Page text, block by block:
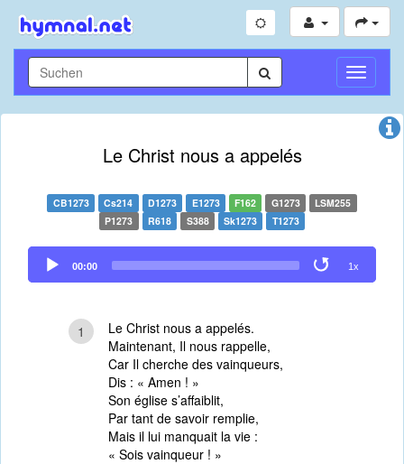
Le Christ nous a appelés
CB1273 Cs214 D1273 E1273 F162 G1273
LSM255
P1273
R618 S388 Sk1273 T1273
Audio
Player
00:00 1x
1
Le Christ nous a appelés.
Maintenant, Il nous rappelle,
Car Il cherche des vainqueurs,
Dis : « Amen ! »
Son église s’affaiblit,
Par tant de savoir remplie,
Mais il lui manquait la vie :
« Sois vainqueur ! »